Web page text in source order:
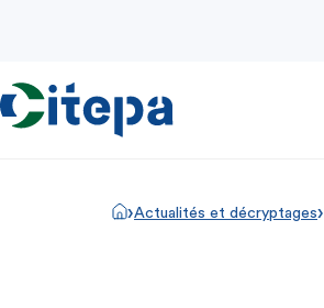
›Actualités et décryptages›